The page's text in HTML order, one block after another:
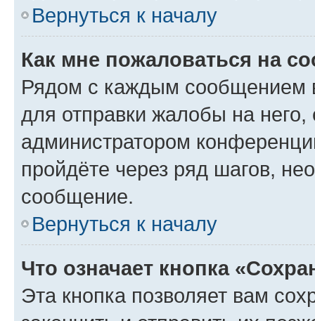
Вернуться к началу
Как мне пожаловаться на
Рядом с каждым сообщением
для отправки жалобы на
администратором
пройдёте через ряд шагов,
сообщение.
Вернуться к началу
Что означает кнопка
Эта кнопка позволяет вам